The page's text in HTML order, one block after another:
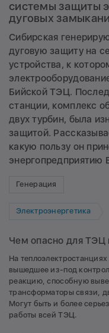
системы защиты
дуговых
Сибирская
дуговую защиту на
устройства, к
Бийской ТЭЦ.
станции, комплекс
двух турбин, была
защитой.
какую пользу он
энергопредприятию
Генерация
Электроэнергетика
Чем опасно для ТЭЦ
На
вышедшее из-под
реакцию, способную
трансформаторы связи,
Могут быть и более
работы всей ТЭЦ.